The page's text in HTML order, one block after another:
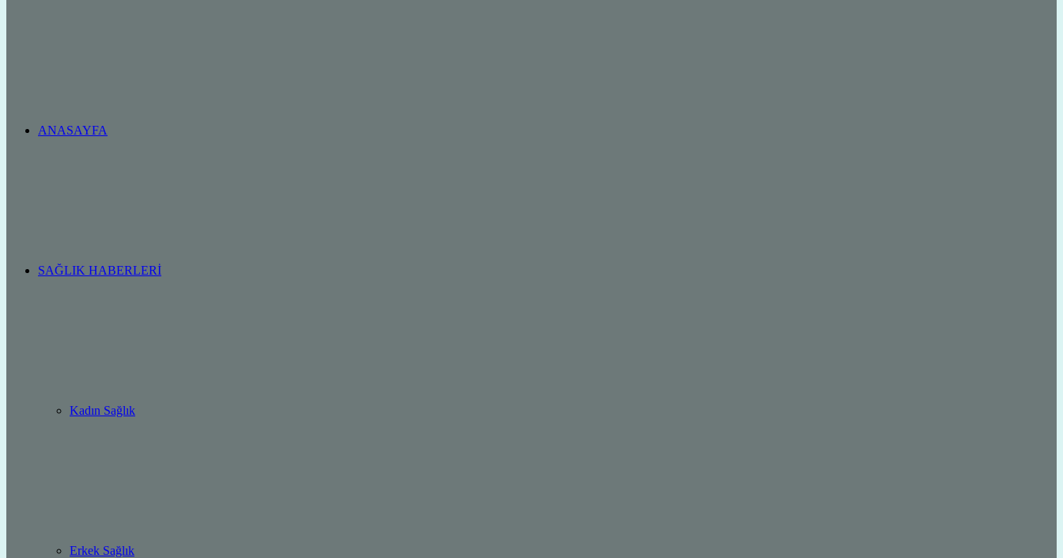
ANASAYFA
SAĞLIK HABERLERI
Kadın Sağlık
Erkek Sağlık